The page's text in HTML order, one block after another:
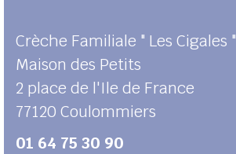
Crèche Familiale " Les Cigales "
Maison des Petits
2 place de l'Ile de France
77120 Coulommiers
01 64 75 30 90